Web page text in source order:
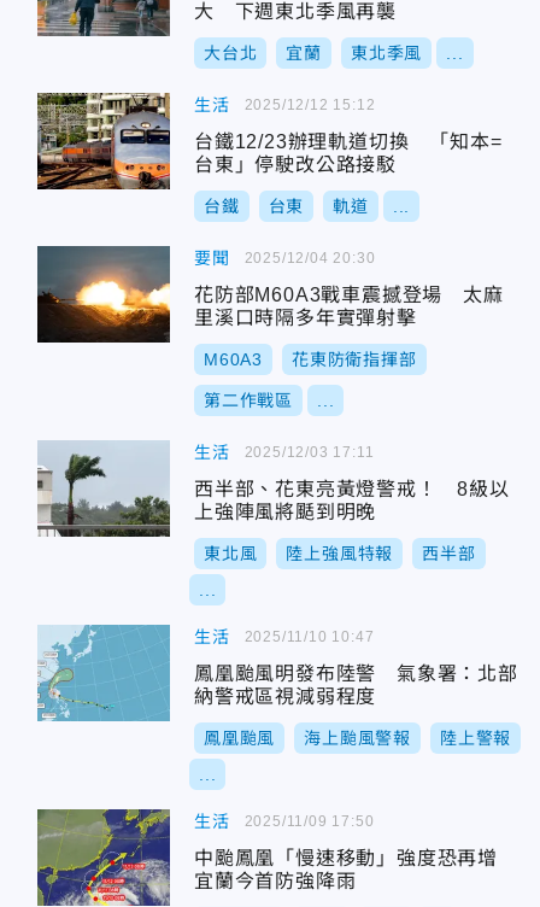
大 下週東北季風再襲
大台北 宜蘭 東北季風
生活
台鐵12/23辦理軌道切換 「知本=
台東」停駛改公路接駁
台鐵 台東 軌道
2025/12/12 15:12
要聞
花防部M60A3戰車震撼登場 太麻
里溪口時隔多年實彈射擊
M60A3 花東防衛指揮部
第二作戰區
2025/12/04 20:30
生活
西半部、花東亮黃燈警戒！ 8級以
上強陣風將颳到明晚
東北風 陸上強風特報 西半部
2025/12/03 17:11
生活
鳳凰颱風明發布陸警 氣象署：北部
納警戒區視減弱程度
鳳凰颱風 海上颱風警報 陸上警報
2025/11/10 10:47
生活
中颱鳳凰「慢速移動」強度恐再增
宜蘭今首防強降雨
2025/11/09 17:50